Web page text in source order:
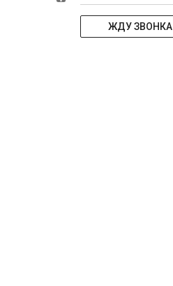
ЖДУ ЗВОНКА